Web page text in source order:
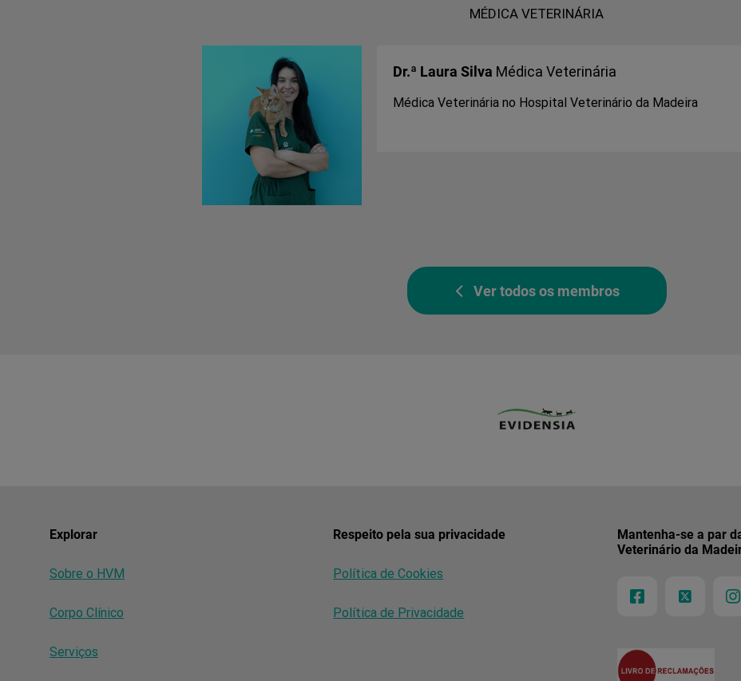
MÉDICA VETERINÁRIA
Dr.ª Laura Silva Médica Veterinária
Médica Veterinária no Hospital Veterinário da Madeira
Ver todos os membros
Explorar
Sobre o HVM
Corpo Clínico
Serviços
Respeito pela sua privacidade
Política de Cookies
Política de Privacidade
Mantenha-se a par
Veterinário da